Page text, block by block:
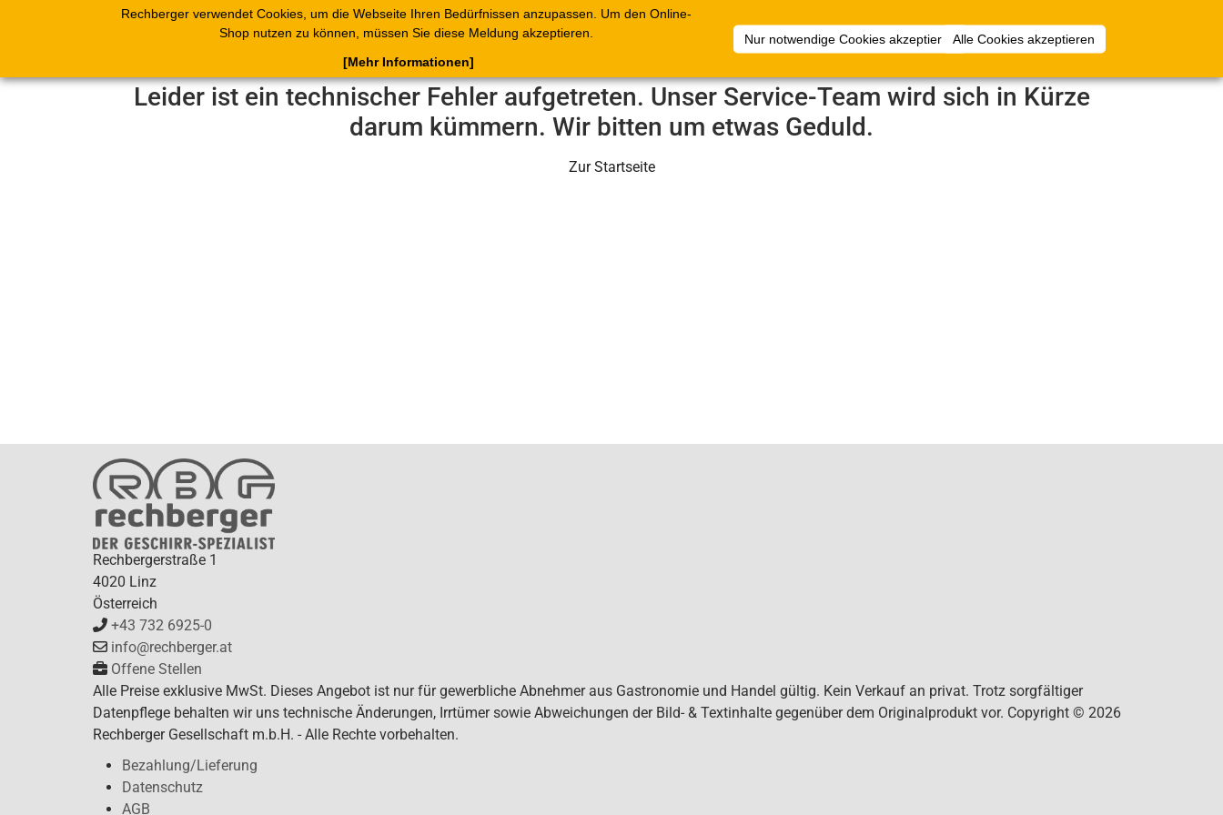
Rechberger verwendet Cookies, um die Webseite Ihren Bedürfnissen anzupassen. Um den Online-
Shop nutzen zu können, müssen Sie diese Meldung akzeptieren.
Nur notwendige Cookies akzeptierenAlle Cookies akzeptieren
[Mehr Informationen]
Shop Blätterkataloge Warenkorb Belege Artikelsammlungen Anmelden
Leider ist ein technischer Fehler aufgetreten. Unser Service-Team wird sich in Kürze
darum kümmern. Wir bitten um etwas Geduld.
Zur Startseite
Rechbergerstraße 1
4020 Linz
Österreich
+43 732 6925-0
info@rechberger.at
Offene Stellen
Alle Preise exklusive MwSt. Dieses Angebot ist nur für gewerbliche Abnehmer aus Gastronomie und Handel gültig. Kein Verkauf an privat. Trotz sorgfältiger
Datenpflege behalten wir uns technische Änderungen, Irrtümer sowie Abweichungen der Bild- & Textinhalte gegenüber dem Originalprodukt vor. Copyright © 2026
Rechberger Gesellschaft m.b.H. - Alle Rechte vorbehalten.
Bezahlung/Lieferung
Datenschutz
AGB